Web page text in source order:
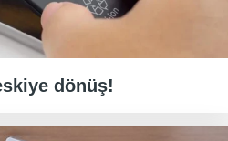
dönüş!